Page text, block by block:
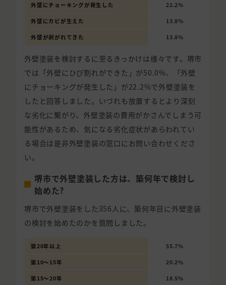
外壁にチョーキングが発生した 22.2%
外壁にカビが生えた 13.8%
外壁が剥がれてきた 13.8%
外壁塗装を検討するに至るきっかけは様々です。堺市
では「外壁にひび割れができた」が50.0%、「外壁
にチョーキングが発生した」が22.2%で外壁塗装を
したと回答しました。いづれも放置するとより深刻
な劣化に繋がり、外壁塗装の費用がかさんでしまう可
能性があるため、気になる劣化症状があらわれてい
る場合は是非外壁塗装の窓口にお問い合わせくださ
い。
堺市で外壁塗装した方は、築何年で検討し
始めた?
堺市で外壁塗装をした356人に、築何年目に外壁塗装
の検討を始めたのかを質問しました。
築20年以上 55.7%
築10〜15年 20.2%
築15〜20年 18.5%